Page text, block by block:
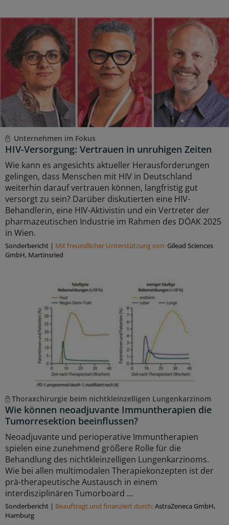
Unternehmen im Fokus
HIV-Versorgung: Vertrauen in unruhigen Zeiten
Wie kann es angesichts aktueller Herausforderungen
gelingen, dass Menschen mit HIV in Deutschland
weiterhin darauf vertrauen können, langfristig gut
versorgt zu sein? Darüber diskutierten eine HIV-
Behandlerin, eine HIV-Aktivistin und ein Vertreter der
pharmazeutischen Industrie im Rahmen des DÖAK 2025
in Wien.
Sonderbericht | Mit freundlicher Unterstützung von: Gilead Sciences
GmbH, Martinsried
Thoraxchirurgie beim nichtkleinzelligen Lungenkarzinom
Wie können neoadjuvante Immuntherapien die
Tumorresektion beeinflussen?
Neoadjuvante und perioperative Immuntherapien
spielen eine zunehmend größere Rolle für die
Behandlung des nichtkleinzelligen Lungenkarzinoms.
Wie bei allen multimodalen Therapiekonzepten ist der
prä-therapeutische Austausch in einem
interdisziplinären Tumorboard ...
Sonderbericht | Beauftragt und ﬁnanziert durch:AstraZeneca GmbH,
Hamburg